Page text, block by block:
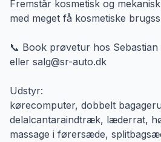
Fremstår kosmetisk og
med meget få kosmetiske
📞 Book prøvetur hos
eller salg@sr-auto.dk
Udstyr:
kørecomputer, dobbelt
delalcantaraindtræk, læderrat,
massage i førersæde,